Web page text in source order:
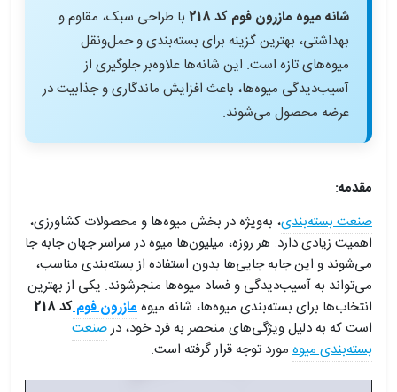
شانه میوه مازرون فوم کد 218
با طراحی سبک، مقاوم و
بهداشتی، بهترین گزینه برای بسته‌بندی و حمل‌ونقل
میوه‌های تازه است. این شانه‌ها علاوه‌بر جلوگیری از
آسیب‌دیدگی میوه‌ها، باعث افزایش ماندگاری و جذابیت در
عرضه محصول می‌شوند.
مقدمه:
صنعت بسته‌بندی، به‌ویژه در بخش میوه‌ها و محصولات کشاورزی،
اهمیت زیادی دارد. هر روزه، میلیون‌ها میوه در سراسر جهان جابه جا
می‌شوند و این جابه جایی‌ها بدون استفاده از بسته‌بندی مناسب،
می‌تواند به آسیب‌دیدگی و فساد میوه‌ها منجرشوند. یکی از بهترین
انتخاب‌ها برای بسته‌بندی میوه‌ها، شانه میوهمازرون فومکد 218
است که به دلیل ویژگی‌های منحصر به فرد خود، درصنعت
بسته‌بندی میوه مورد توجه قرار گرفته است.